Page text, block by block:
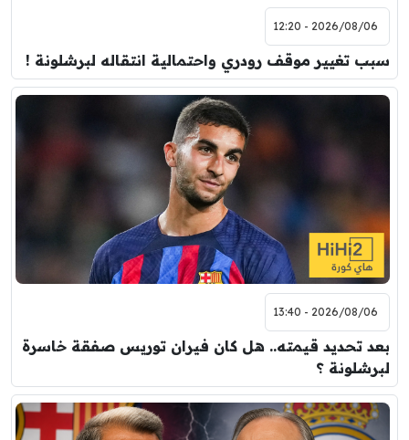
2026/08/06 - 12:20
سبب تغيير موقف رودري واحتمالية انتقاله لبرشلونة !
2026/08/06 - 13:40
بعد تحديد قيمته.. هل كان فيران توريس صفقة خاسرة
لبرشلونة ؟